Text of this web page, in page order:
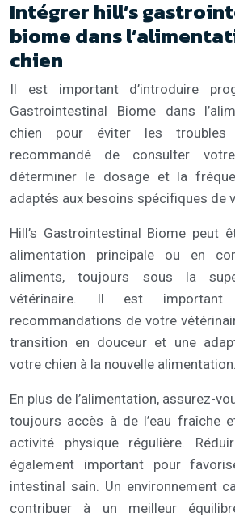
Intégrer hill’s
biome dans
chien
Il est important d’introduire
Gastrointestinal Biome dans
chien pour éviter les
recommandé de consulter
déterminer le dosage et la
adaptés aux besoins spécifiques de
Hill’s Gastrointestinal Biome peut
alimentation principale ou en
aliments, toujours sous la
vétérinaire. Il est
recommandations de votre
transition en douceur et une
votre chien à la nouvelle alimentation.
En plus de l’alimentation, assurez-
toujours accès à de l’eau fraîche
activité physique régulière.
également important pour
intestinal sain. Un environnement
contribuer à un meilleur